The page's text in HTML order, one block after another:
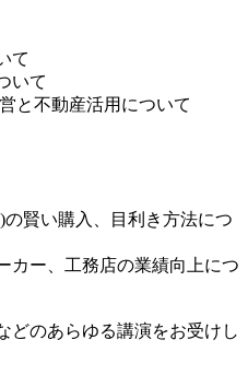
て
いて
と不動産活用について
の賢い購入、目利き方法につ
カー、工務店の業績向上につ
どのあらゆる講演をお受けし